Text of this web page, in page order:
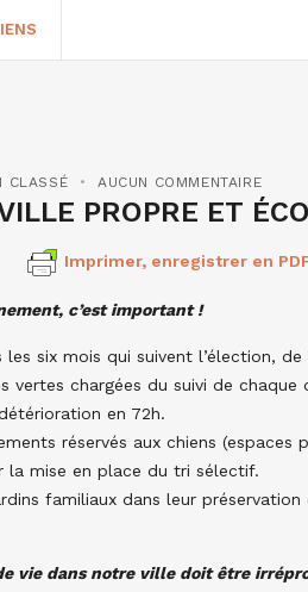
CLASSÉ AUCUN COMMENTAIRE
PROPRE ET
Imprimer, enregistrer en
c’est important !
les six mois qui suivent l’élection,
vertes chargées du suivi de
en 72h.
réservés aux chiens (espaces
la mise en place du tri sélectif.
familiaux dans leur
vie dans notre ville doit être